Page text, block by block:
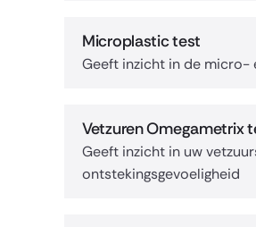
Microplastic test
Geeft inzicht in de micro-
Vetzuren Omegametrix
Geeft inzicht in uw
ontstekingsgevoeligheid